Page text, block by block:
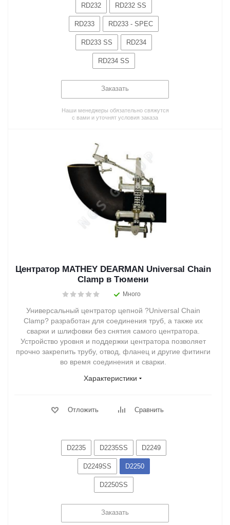
RD232 RD232 SS
RD233 RD233 - SPEC
RD233 SS RD234
RD234 SS
Заказать
Наши менеджеры обязательно свяжутся
с вами и уточнят условия заказа
Центратор MATHEY DEARMAN Universal Chain
Clamp в Тюмени
Много
Универсальный центратор цепной ?Universal Chain
Clamp? разработан для соединения труб, а также их
сварки и шлифовки без снятия самого центратора.
Устройство уровня и поддержки центратора позволяет
прочно закрепить трубу, отвод, фланец и другие фитинги
во время соединения и сварки.
Характеристики
Отложить Сравнить
D2235 D2235SS D2249
D2249SS D2250
D2250SS
Заказать